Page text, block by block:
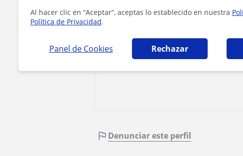
Al hacer clic en “Aceptar”, aceptas lo establecido en nuestra
Política de Privacidad.
Panel de Cookies Rechazar
Denunciar este perfil